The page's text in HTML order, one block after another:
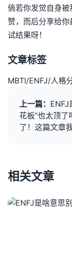
倘若你发觉自身
赞，而后分享给
试结果呀！
文章标签
MBTI/ENFJ/人格
上一篇： ENFJ
花板”也太顶了
了！这篇文章
相关文章